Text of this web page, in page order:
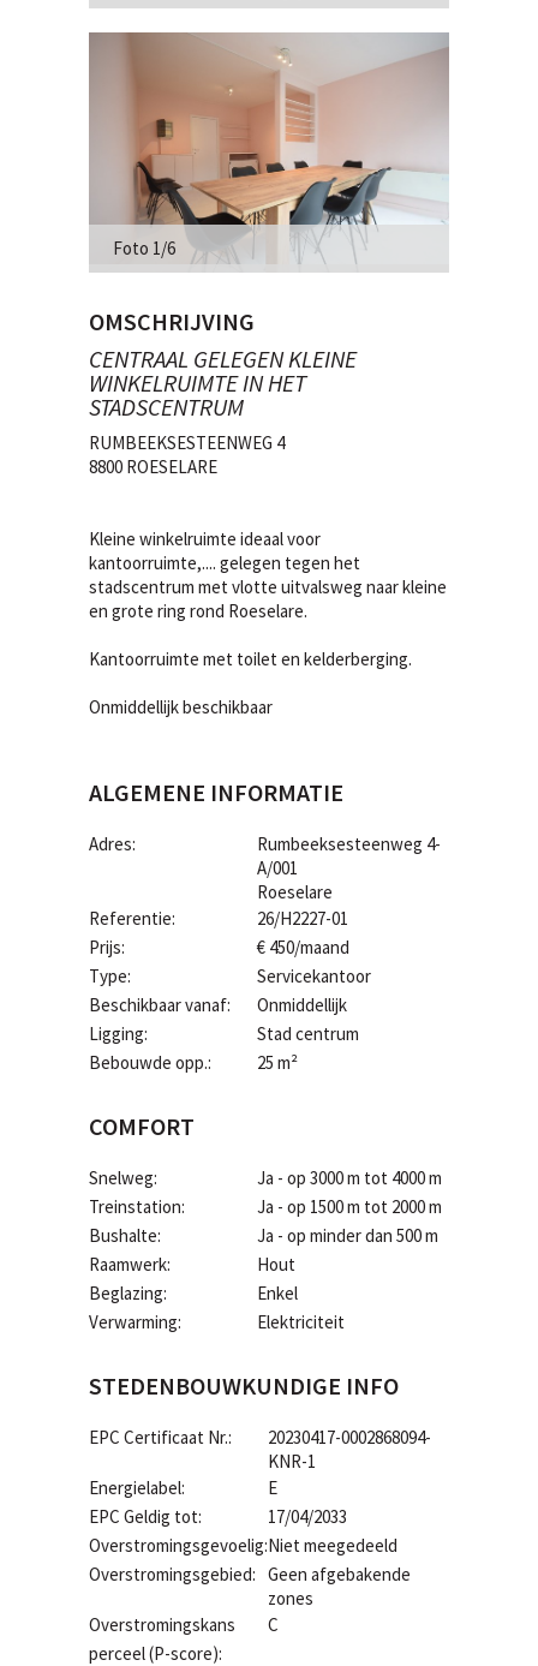
Foto 1/6
OMSCHRIJVING
CENTRAAL GELEGEN KLEINE
WINKELRUIMTE IN HET
STADSCENTRUM
RUMBEEKSESTEENWEG 4
8800 ROESELARE
Kleine winkelruimte ideaal voor
kantoorruimte,.... gelegen tegen het
stadscentrum met vlotte uitvalsweg naar kleine
en grote ring rond Roeselare.
Kantoorruimte met toilet en kelderberging.
Onmiddellijk beschikbaar
ALGEMENE INFORMATIE
Adres:
Rumbeeksesteenweg 4-
A/001
Roeselare
Referentie:
26/H2227-01
Prijs:
€ 450/maand
Type:
Servicekantoor
Beschikbaar vanaf:
Onmiddellijk
Ligging:
Stad centrum
Bebouwde opp.:
25 m²
COMFORT
Snelweg:
Ja - op 3000 m tot 4000 m
Treinstation:
Ja - op 1500 m tot 2000 m
Bushalte:
Ja - op minder dan 500 m
Raamwerk:
Hout
Beglazing:
Enkel
Verwarming:
Elektriciteit
STEDENBOUWKUNDIGE INFO
EPC Certificaat Nr.:
20230417-0002868094-
KNR-1
Energielabel:
E
EPC Geldig tot:
17/04/2033
Overstromingsgevoelig:Niet meegedeeld
Overstromingsgebied: Geen afgebakende
zones
Overstromingskans
perceel (P-score):
C